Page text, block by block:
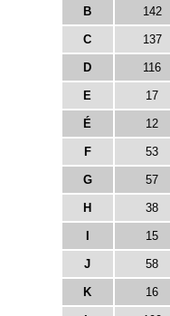
B 142
C 137
D 116
E 17
É 12
F 53
G 57
H 38
I 15
J 58
K 16